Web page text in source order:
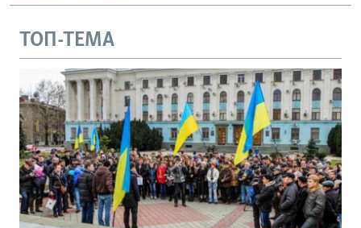
ТОП-ТЕМА